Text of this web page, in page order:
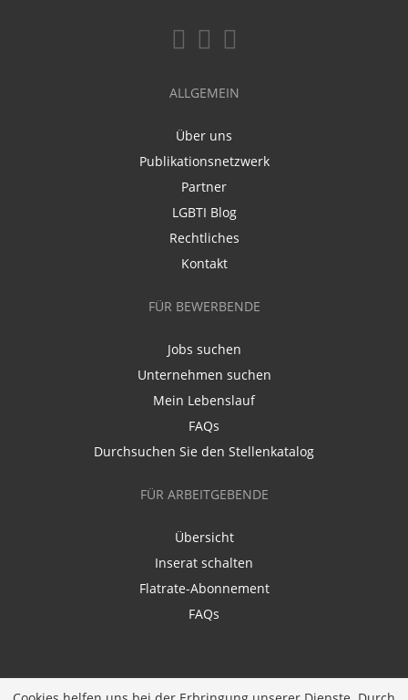
ALLGEMEIN
Über uns
Publikationsnetzwerk
Partner
LGBTI Blog
Rechtliches
Kontakt
FÜR BEWERBENDE
Jobs suchen
Unternehmen suchen
Mein Lebenslauf
FAQs
Durchsuchen Sie den Stellenkatalog
FÜR ARBEITGEBENDE
Übersicht
Inserat schalten
Flatrate-Abonnement
FAQs